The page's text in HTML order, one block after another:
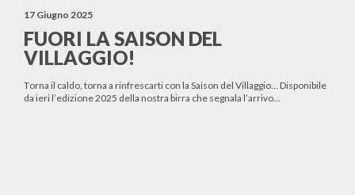
17 Giugno 2025
FUORI LA SAISON DEL
VILLAGGIO!
Torna il caldo, torna a rinfrescarti con la Saison del Villaggio… Disponibile
da ieri l’edizione 2025 della nostra birra che segnala l’arrivo…